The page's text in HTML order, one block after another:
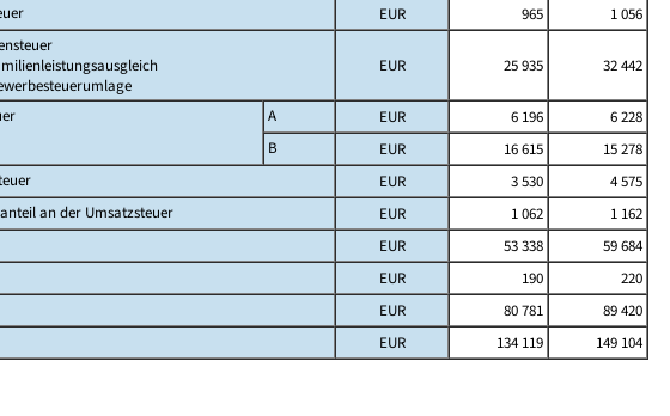
EUR 965
1 056
EUR 25 935 32 442
A EUR 6 196
6 228
B
EUR 16 615
15 278
EUR 3 530
4 575
an der Umsatzsteuer
EUR 1 062
1 162
EUR 53 338
59 684
EUR 190
220
EUR 80 781
89 420
EUR 134 119 149 104